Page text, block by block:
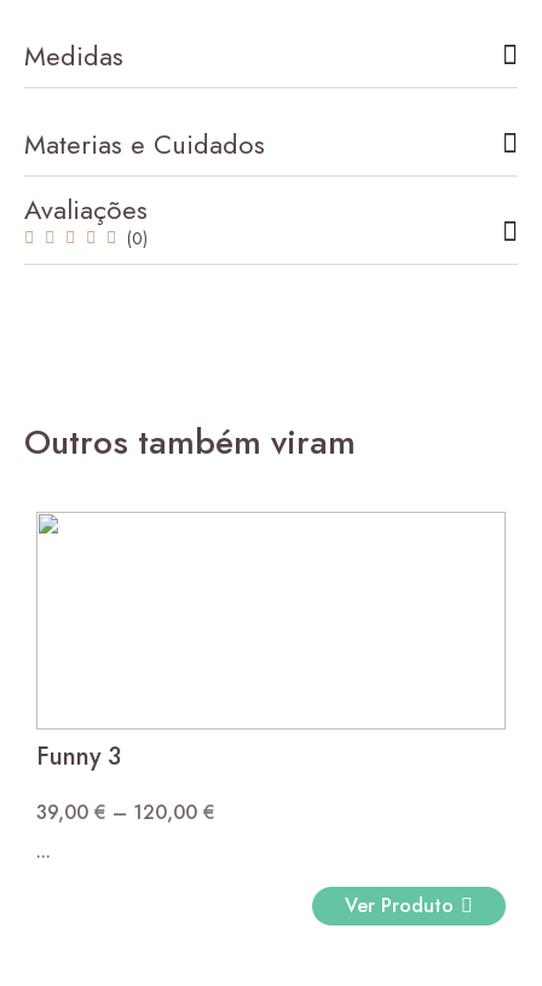
Medidas
Materias e Cuidados
Avaliações
(0)
Outros também viram
Funny 3
39,00 € – 120,00 €
...
Ver Produto